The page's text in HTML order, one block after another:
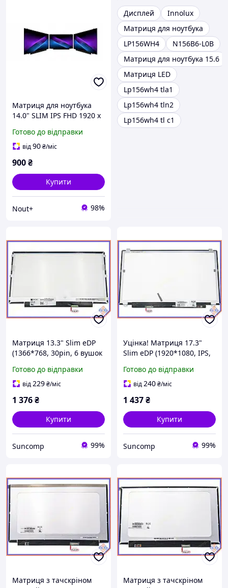
Матриця для ноутбука
14.0" SLIM IPS FHD 1920 x
стандартними
кріпленнями) B клас
Готово до відправки
від90₴/міс
900₴
Купити
Nout+ 98%
Дисплей
Innolux
Матриця для ноутбука
LP156WH4
N156B6-L0B
Матриця для ноутбука 15.6
Матриця LED
Lp156wh4 tla1
Lp156wh4 tln2
Lp156wh4 tl c1
Матриця 13.3" Slim eDP
(1366*768, 30pin, 6 вушок
201 Матова
Готово до відправки
від229₴/міс
1 376₴
Купити
Suncomp 99%
Уцінка! Матриця 17.3"
Slim eDP (1920*1080, IPS,
зверху-знизу) BOE
NV173FHM-N41 Матова.
Готово до відправки
від240₴/міс
1 437₴
Купити
Suncomp 99%
Матриця з тачскріном
Матриця з тачскріном